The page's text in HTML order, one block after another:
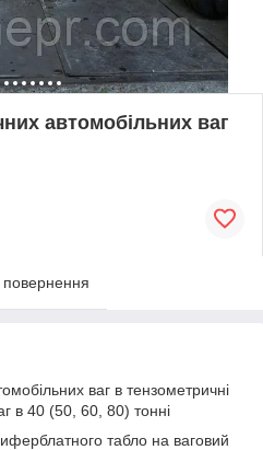
автомобільних ваг
ваг в тензометричні
в 40 (50, 60, 80) тонні
табло на ваговий